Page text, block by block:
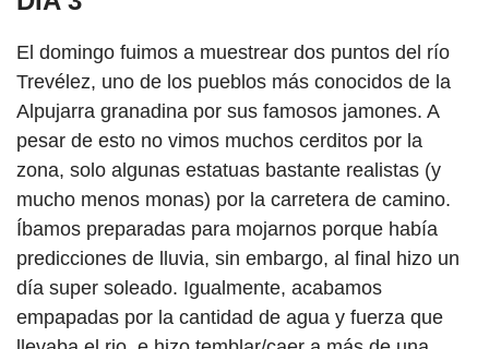
El domingo fuimos a muestrear dos puntos del río
Trevélez, uno de los pueblos más conocidos de la
Alpujarra granadina por sus famosos jamones. A
pesar de esto no vimos muchos cerditos por la
zona, solo algunas estatuas bastante realistas (y
mucho menos monas) por la carretera de camino.
Íbamos preparadas para mojarnos porque había
predicciones de lluvia, sin embargo, al final hizo un
día super soleado. Igualmente, acabamos
empapadas por la cantidad de agua y fuerza que